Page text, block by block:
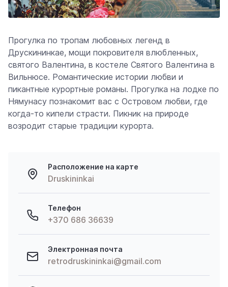
Прогулка по тропам любовных легенд в
Друскининкае, мощи покровителя влюбленных,
святого Валентина, в костеле Святого Валентина в
Вильнюсе. Романтические истории любви и
пикантные курортные романы. Прогулка на лодке по
Нямунасу познакомит вас с Островом любви, где
когда-то кипели страсти. Пикник на природе
возродит старые традиции курорта.
Расположение на карте
Druskininkai
Телефон
+370 686 36639
Электронная почта
retrodruskininkai@gmail.com